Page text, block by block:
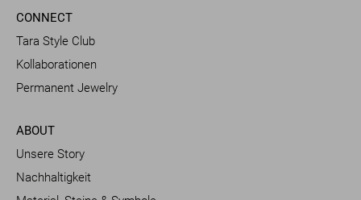
CONNECT
Tara Style Club
Kollaborationen
Permanent Jewelry
ABOUT
Unsere Story
Nachhaltigkeit